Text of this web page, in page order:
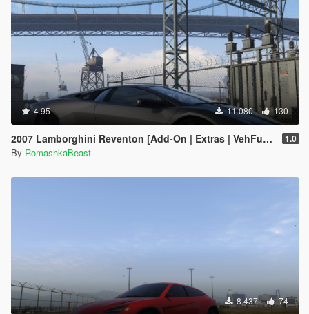
4.95 11.080 130
2007 Lamborghini Reventon [Add-On | Extras | VehFuncs V] 1.0
By RomashkaBeast
8.437 74